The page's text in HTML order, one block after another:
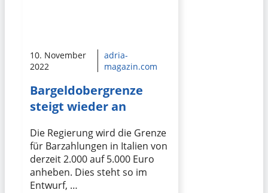
10. November
2022
adria-
magazin.com
Bargeldobergrenze
steigt wieder an
Die Regierung wird die Grenze
für Barzahlungen in Italien von
derzeit 2.000 auf 5.000 Euro
anheben. Dies steht so im
Entwurf, …